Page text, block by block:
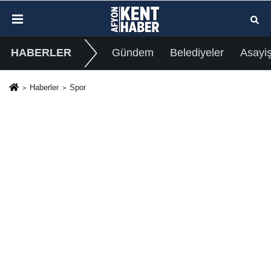
HABERLER Gündem Belediyeler
Haberler Spor